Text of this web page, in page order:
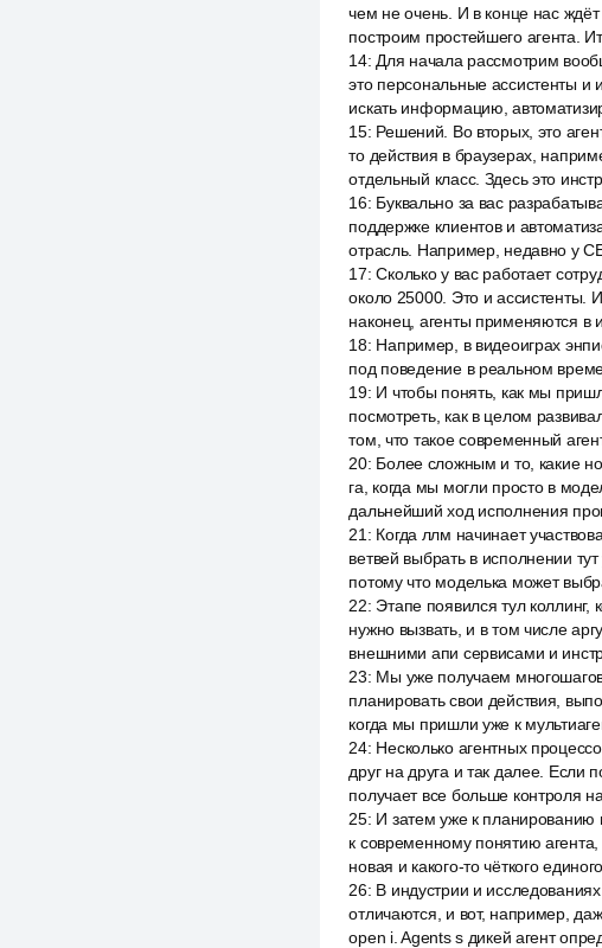
чем не очень. И в конце нас
построим простейшего агента.
14: Для начала рассмотрим
это персональные ассистенты
искать информацию,
15: Решений. Во вторых, это
то действия в браузерах,
отдельный класс. Здесь это
16: Буквально за вас
поддержке клиентов и
отрасль. Например, недавно у
17:Сколько у вас работает
около 25000. Это и ассистенты.
наконец, агенты применяются в
18: Например, в видеоиграх
под поведение в реальном
19: И чтобы понять, как мы
посмотреть, как в целом
том, что такое современный
20: Более сложным и то, какие
га, когда мы могли просто в
дальнейший ход исполнения
21 : Когда ллм начинает
ветвей выбрать в исполнении
потому что моделька может
22: Этапе появился тул
нужно вызвать, и в том числе
внешними апи сервисами и
23: Мы уже получаем
планировать свои действия,
когда мы пришли уже к
24: Несколько агентных
друг на друга и так далее. Если
получает все больше контроля
25: И затем уже к планированию
к современному понятию
новая и какого-то чёткого
26: В индустрии и
отличаются, и вот, например,
open i. Agents s дикей агент